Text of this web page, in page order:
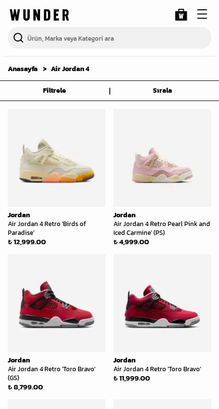
Anasayfa Air Jordan 4
Filtrele | Sırala
Jordan
Air Jordan 4 Retro 'Birds of
Paradise'
₺ 12,999.00
Jordan
Air Jordan 4 Retro Pearl Pink and
Iced Carmine' (PS)
₺ 4,999.00
Jordan
Air Jordan 4 Retro 'Toro Bravo'
(GS)
₺ 8,799.00
Jordan
Air Jordan 4 Retro 'Toro Bravo'
₺ 11,999.00